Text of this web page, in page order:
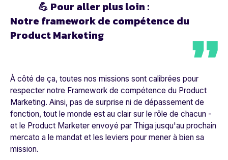
💪 Pour aller plus loin :
Notre framework de compétence du
Product Marketing
À côté de ça, toutes nos missions sont calibrées pour
respecter notre Framework de compétence du Product
Marketing. Ainsi, pas de surprise ni de dépassement de
fonction, tout le monde est au clair sur le rôle de chacun -
et le Product Marketer envoyé par Thiga jusqu'au prochain
mercato a le mandat et les leviers pour mener à bien sa
mission.